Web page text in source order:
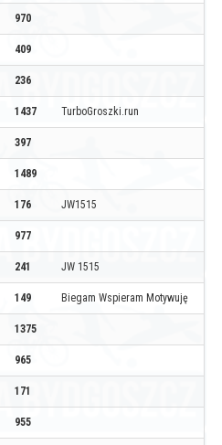
970
409
236
1437 TurboGroszki.run
397
1489
176 JW1515
977
241 JW 1515
149 Biegam Wspieram Motywuję
1375
965
171
955